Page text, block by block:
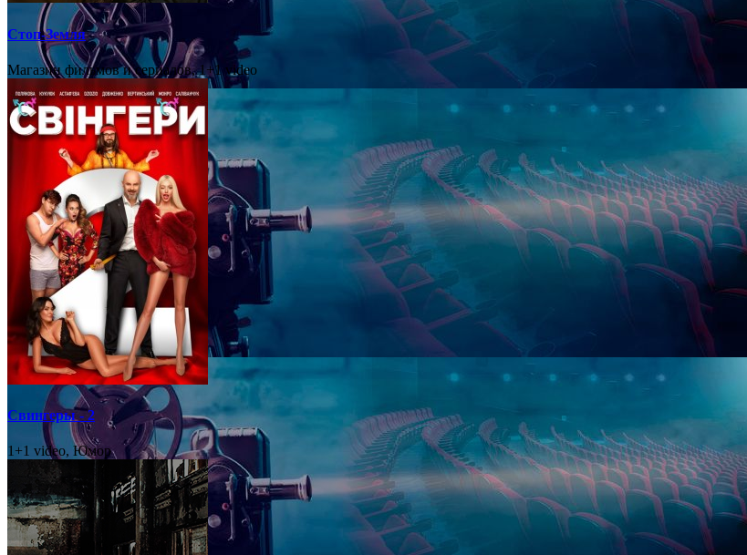
Стоп-Земля
Магазин фильмов и сериалов, 1+1 video
Свингеры - 2
1+1 video, Юмор